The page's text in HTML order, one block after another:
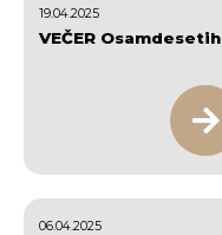
VEČER Osamdesetih
19.04.2025
06.04.2025